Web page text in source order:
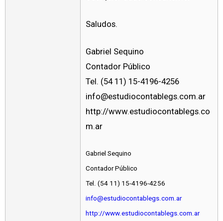
Saludos.
Gabriel Sequino
Contador Público
Tel. (54 11) 15-4196-4256
info@estudiocontablegs.com.ar
http://www.estudiocontablegs.co
m.ar
Gabriel Sequino
Contador Público
Tel. (54 11) 15-4196-4256
info@estudiocontablegs.com.ar
http://www.estudiocontablegs.com.ar